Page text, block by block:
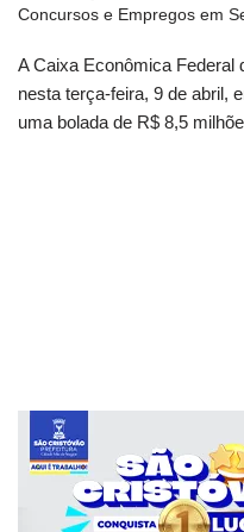
Concursos e Empregos em
A Caixa Econômica Federal
nesta terça-feira, 9 de abril,
uma bolada de R$ 8,5